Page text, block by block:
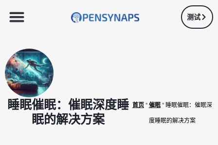
测试
睡眠催眠：催眠深度睡
眠的解决方案
首页"催眠"睡眠催眠：催眠深
度睡眠的解决方案